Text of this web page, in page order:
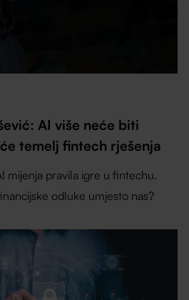
AI više neće biti
temelj fintech rješenja
mijenja pravila igre u fintechu.
odluke umjesto nas?